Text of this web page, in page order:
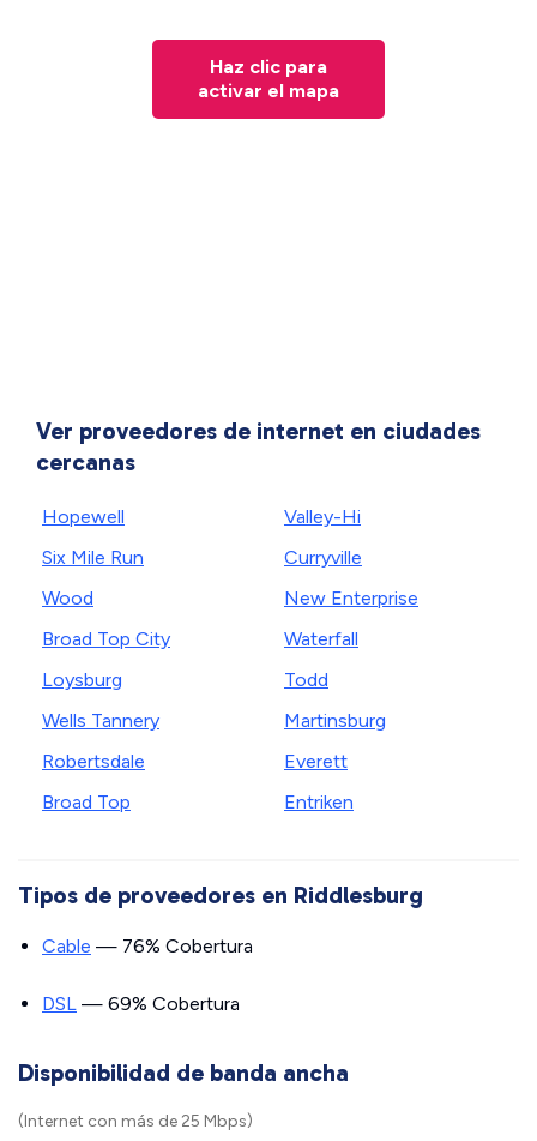
Haz clic para
activar el mapa
Ver proveedores de internet en ciudades
cercanas
Hopewell
Six Mile Run
Wood
Broad Top City
Loysburg
Wells Tannery
Robertsdale
Broad Top
Valley-Hi
Curryville
New Enterprise
Waterfall
Todd
Martinsburg
Everett
Entriken
Tipos de proveedores en Riddlesburg
Cable — 76% Cobertura
DSL — 69% Cobertura
Disponibilidad de banda ancha
(Internet con más de 25 Mbps)